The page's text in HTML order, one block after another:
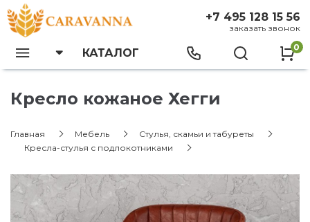
+7 495 128 15 56
заказать звонок
КАТАЛОГ 0
Кресло кожаное Хегги
Главная Мебель
Стулья, скамьи и табуреты
Кресла-стулья с подлокотниками